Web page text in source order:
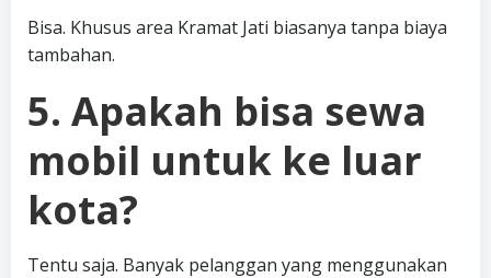
Bisa. Khusus area Kramat Jati biasanya tanpa biaya
tambahan.
5. Apakah bisa sewa
mobil untuk ke luar
kota?
Tentu saja. Banyak pelanggan yang menggunakan